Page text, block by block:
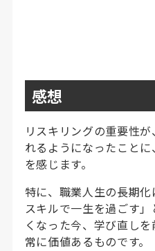
感想
リスキリングの重要性
れるようになったこと
を感じます。
特に、職業人生の長期
スキルで一生を過ごす
くなった今、学び直し
常に価値あるものです。